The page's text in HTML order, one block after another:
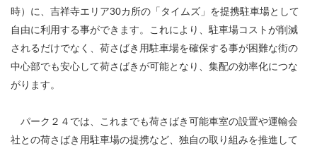
時）に、吉祥寺エリア30カ所の「タイムズ」を提携駐車場として
自由に利用する事ができます。これにより、駐車場コストが削減
されるだけでなく、荷さばき用駐車場を確保する事が困難な街の
中心部でも安心して荷さばきが可能となり、集配の効率化につな
がります。
パーク２４では、これまでも荷さばき可能車室の設置や運輸会
社との荷さばき用駐車場の提携など、独自の取り組みを推進して